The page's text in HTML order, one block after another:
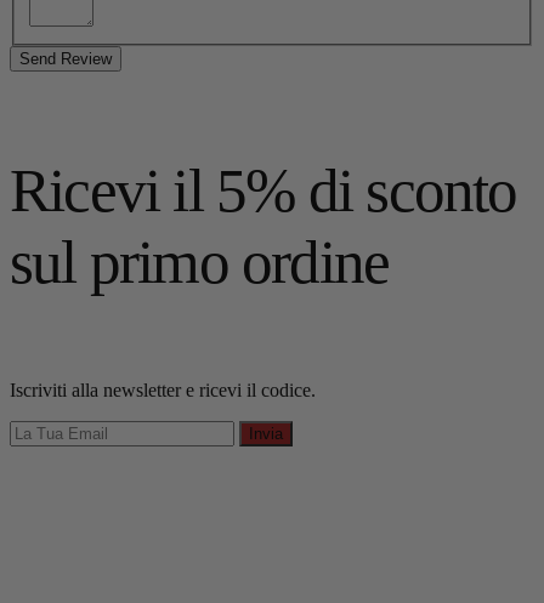
Send Review
Ricevi il 5% di sconto
sul primo ordine
Iscriviti alla newsletter e ricevi il codice.
Invia